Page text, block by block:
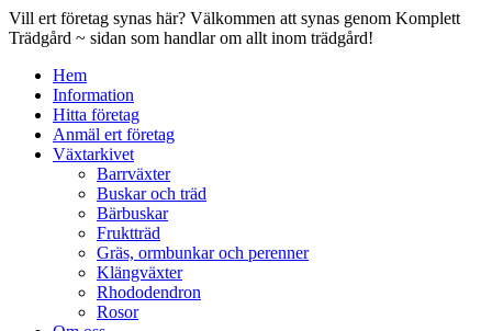
Vill ert företag synas här? Välkommen att synas genom Komplett
Trädgård ~ sidan som handlar om allt inom trädgård!
Hem
Information
Hitta företag
Anmäl ert företag
Växtarkivet
Barrväxter
Buskar och träd
Bärbuskar
Fruktträd
Gräs, ormbunkar och perenner
Klängväxter
Rhododendron
Rosor